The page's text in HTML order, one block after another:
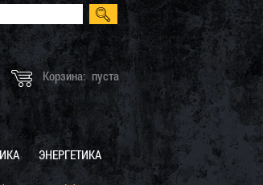
Корзина: пуста
ЭНЕРГЕТИКА